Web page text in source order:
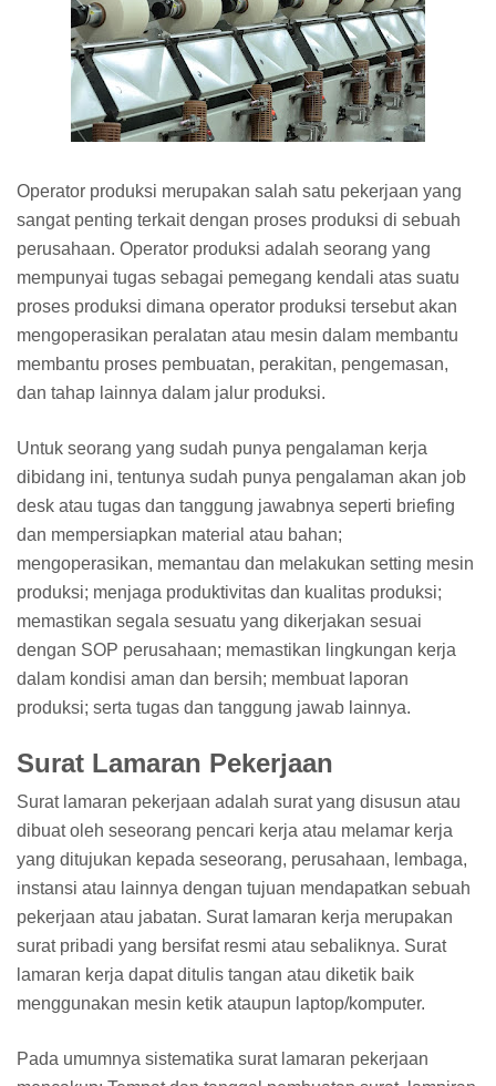
Operator produksi merupakan salah satu pekerjaan yang
sangat penting terkait dengan proses produksi di sebuah
perusahaan. Operator produksi adalah seorang yang
mempunyai tugas sebagai pemegang kendali atas suatu
proses produksi dimana operator produksi tersebut akan
mengoperasikan peralatan atau mesin dalam membantu
membantu proses pembuatan, perakitan, pengemasan,
dan tahap lainnya dalam jalur produksi.
Untuk seorang yang sudah punya pengalaman kerja
dibidang ini, tentunya sudah punya pengalaman akan job
desk atau tugas dan tanggung jawabnya seperti briefing
dan mempersiapkan material atau bahan;
mengoperasikan, memantau dan melakukan setting mesin
produksi; menjaga produktivitas dan kualitas produksi;
memastikan segala sesuatu yang dikerjakan sesuai
dengan SOP perusahaan; memastikan lingkungan kerja
dalam kondisi aman dan bersih; membuat laporan
produksi; serta tugas dan tanggung jawab lainnya.
Surat Lamaran Pekerjaan
Surat lamaran pekerjaan adalah surat yang disusun atau
dibuat oleh seseorang pencari kerja atau melamar kerja
yang ditujukan kepada seseorang, perusahaan, lembaga,
instansi atau lainnya dengan tujuan mendapatkan sebuah
pekerjaan atau jabatan. Surat lamaran kerja merupakan
surat pribadi yang bersifat resmi atau sebaliknya. Surat
lamaran kerja dapat ditulis tangan atau diketik baik
menggunakan mesin ketik ataupun laptop/komputer.
Pada umumnya sistematika surat lamaran pekerjaan